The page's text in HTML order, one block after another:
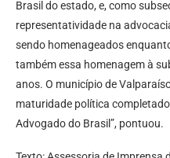
Brasil do estado, e, como
representatividade na
sendo homenageados
também essa homenagem à
anos. O município de
maturidade política
Advogado do Brasil”, pontuou.